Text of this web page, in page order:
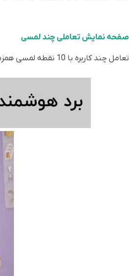
صفحه نمایش تعاملی چند لمسی
تعامل چند کاربره با 10 نقطه لمسی همزمان و 2 قلم.